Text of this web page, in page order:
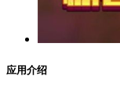
应用介绍